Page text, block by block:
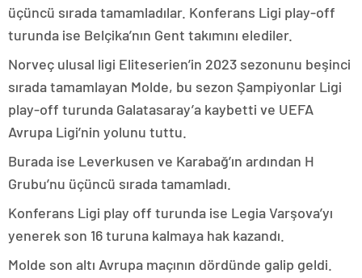
üçüncü sırada tamamladılar. Konferans Ligi play-off
turunda ise Belçika’nın Gent takımını elediler.
Norveç ulusal ligi Eliteserien’in 2023 sezonunu beşinci
sırada tamamlayan Molde, bu sezon Şampiyonlar Ligi
play-off turunda Galatasaray’a kaybetti ve UEFA
Avrupa Ligi’nin yolunu tuttu.
Burada ise Leverkusen ve Karabağ’ın ardından H
Grubu’nu üçüncü sırada tamamladı.
Konferans Ligi play off turunda ise Legia Varşova’yı
yenerek son 16 turuna kalmaya hak kazandı.
Molde son altı Avrupa maçının dördünde galip geldi.